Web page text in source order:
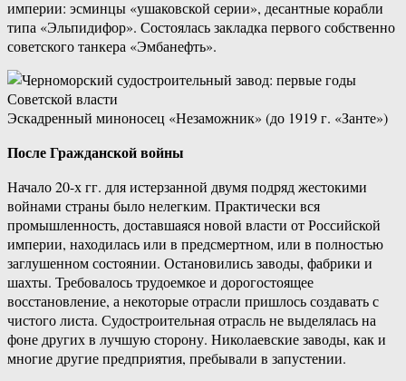
империи: эсминцы «ушаковской серии», десантные корабли
типа «Эльпидифор». Состоялась закладка первого собственно
советского танкера «Эмбанефть».
Эскадренный миноносец «Незаможник» (до 1919 г. «Занте»)
После Гражданской войны
Начало 20-х гг. для истерзанной двумя подряд жестокими
войнами страны было нелегким. Практически вся
промышленность, доставшаяся новой власти от Российской
империи, находилась или в предсмертном, или в полностью
заглушенном состоянии. Остановились заводы, фабрики и
шахты. Требовалось трудоемкое и дорогостоящее
восстановление, а некоторые отрасли пришлось создавать с
чистого листа. Судостроительная отрасль не выделялась на
фоне других в лучшую сторону. Николаевские заводы, как и
многие другие предприятия, пребывали в запустении.